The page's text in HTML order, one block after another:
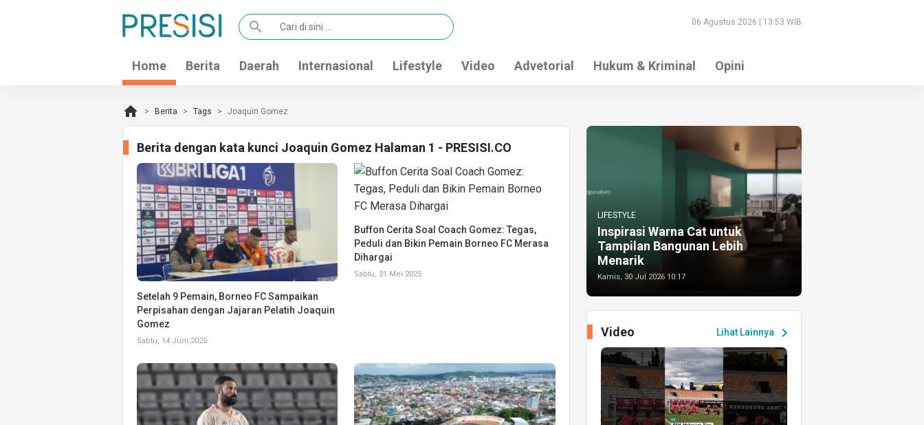
search 06 Agustus 2026 | 13:53 WIB
Home Berita Daerah Internasional Lifestyle Video Advetorial Hukum & Kriminal Opini
home Berita Tags Joaquin Gomez
Berita dengan kata kunci Joaquin Gomez Halaman 1 - PRESISI.CO
Setelah 9 Pemain, Borneo FC Sampaikan
Perpisahan dengan Jajaran Pelatih Joaquin
Gomez
Sabtu, 14 Juni 2025
Buffon Cerita Soal Coach Gomez: Tegas,
Peduli dan Bikin Pemain Borneo FC Merasa
Dihargai
Sabtu, 31 Mei 2025
LIFESTYLE
Inspirasi Warna Cat untuk
Tampilan Bangunan Lebih
Menarik
Kamis, 30 Jul 2026 10:17
Lihat Lainnya chevron_right
Video